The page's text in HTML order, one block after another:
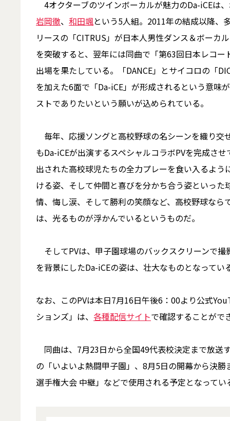
4オクターブのツインボーカルが魅力のDa-iCEは
岩岡徹、 和田颯という5人組。2011年の結成以降、
リースの「CITRUS」が日本人男性ダンス＆ボーカ
を突破すると、翌年には同曲で「第63回日本レコ
出場を果たしている。「DANCE」とサイコロの「
を加えた6面で「Da-iCE」が形成されるという意味
ストでありたいという願いが込められている。
毎年、応援ソングと高校野球の名シーンを織り交
もDa-iCEが出演するスペシャルコラボPVを完成さ
出された高校球児たちの全力プレーを食い入るよ
ける姿、そして仲間と喜びを分かち合う姿といっ
情、悔し涙、そして勝利の笑顔など、高校野球な
は、光るものが浮かんでいるというものだ。
そしてPVは、甲子園球場のバックスクリーンで
を背景にしたDa-iCEの姿は、壮大なものとなってい
なお、このPVは本日7月16日午後6：00より公式
ションズ」は、 各種配信サイトで確認することがで
同曲は、7月23日から全国49代表校決定まで放送
の「いよいよ熱闘甲子園」、8月5日の開幕から決勝
選手権大会 中継」などで使用される予定となってい